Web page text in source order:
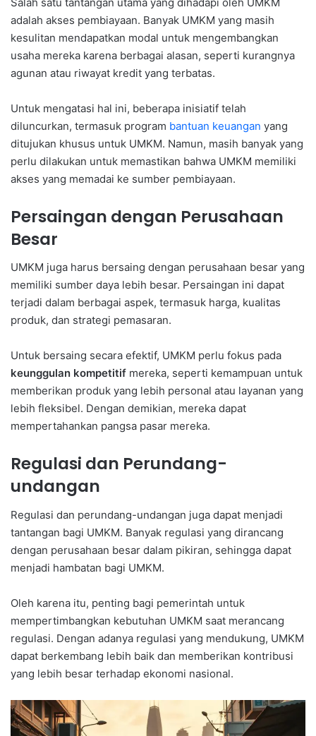
adalah akses pembiayaan. Banyak UMKM yang masih
kesulitan mendapatkan modal untuk mengembangkan
usaha mereka karena berbagai alasan, seperti kurangnya
agunan atau riwayat kredit yang terbatas.
Untuk mengatasi hal ini, beberapa inisiatif telah
diluncurkan, termasuk program bantuan keuangan yang
ditujukan khusus untuk UMKM. Namun, masih banyak yang
perlu dilakukan untuk memastikan bahwa UMKM memiliki
akses yang memadai ke sumber pembiayaan.
Persaingan dengan Perusahaan
Besar
UMKM juga harus bersaing dengan perusahaan besar yang
memiliki sumber daya lebih besar. Persaingan ini dapat
terjadi dalam berbagai aspek, termasuk harga, kualitas
produk, dan strategi pemasaran.
Untuk bersaing secara efektif, UMKM perlu fokus pada
keunggulan kompetitif mereka, seperti kemampuan untuk
memberikan produk yang lebih personal atau layanan yang
lebih fleksibel. Dengan demikian, mereka dapat
mempertahankan pangsa pasar mereka.
Regulasi dan Perundang-
undangan
Regulasi dan perundang-undangan juga dapat menjadi
tantangan bagi UMKM. Banyak regulasi yang dirancang
dengan perusahaan besar dalam pikiran, sehingga dapat
menjadi hambatan bagi UMKM.
Oleh karena itu, penting bagi pemerintah untuk
mempertimbangkan kebutuhan UMKM saat merancang
regulasi. Dengan adanya regulasi yang mendukung, UMKM
dapat berkembang lebih baik dan memberikan kontribusi
yang lebih besar terhadap ekonomi nasional.